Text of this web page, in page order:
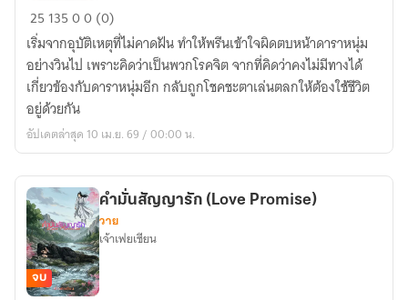
สะดุด
รัก
นาย
สุด
หล่อ
(Falling
in
with
a
Handsome
Guy)
25 13500 (0)
เริ่มจากอุบัติเหตุที่ไม่คาดฝัน ทำให้พรีนเข้าใจผิดตบหน้าดาราหนุ่ม
อย่างวินไป เพราะคิดว่าเป็นพวกโรคจิต จากที่คิดว่าคงไม่มีทางได้
เกี่ยวข้องกับดาราหนุ่มอีก กลับถูกโชคชะตาเล่นตลกให้ต้องใช้ชีวิต
อยู่ด้วยกัน
อัปเดตล่าสุด 10 เม.ย. 69 / 00:00 น.
จบ
คำมั่นสัญญารัก (Love Promise)
วาย
เจ้าเฟยเซียน